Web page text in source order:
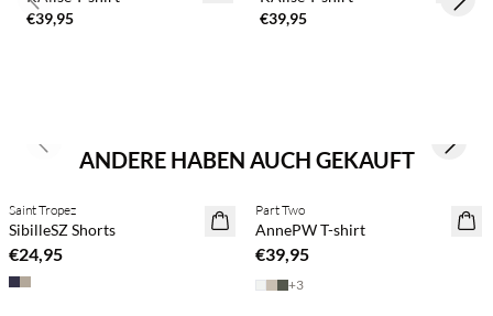
€39,95
€39,95
Previous slide Next
ANDERE HABEN AUCH GEKAUFT
NEUHEITEN
Kaufe mind. 2 & spare 20 %
Saint Tropez
SibilleSZ Shorts
€24,95
NEUHEITEN
Kaufe mind. 2 & spare 20 %
Part Two
AnnePW T-shirt
€39,95
+3
Previous slide Next